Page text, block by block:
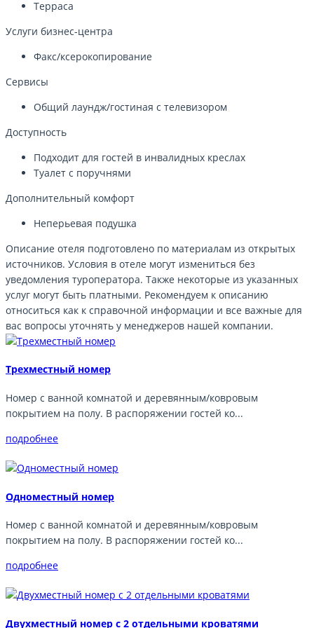
Терраса
Услуги бизнес-центра
Факс/ксерокопирование
Сервисы
Общий лаундж/гостиная с телевизором
Доступность
Подходит для гостей в инвалидных креслах
Туалет с поручнями
Дополнительный комфорт
Неперьевая подушка
Описание отеля подготовлено по материалам из открытых
источников. Условия в отеле могут измениться без
уведомления туроператора. Также некоторые из указанных
услуг могут быть платными. Рекомендуем к описанию
относиться как к справочной информации и все важные для
вас вопросы уточнять у менеджеров нашей компании.
Трехместный номер
Номер с ванной комнатой и деревянным/ковровым
покрытием на полу. В распоряжении гостей ко...
подробнее
Одноместный номер
Номер с ванной комнатой и деревянным/ковровым
покрытием на полу. В распоряжении гостей ко...
подробнее
Двухместный номер с 2 отдельными кроватями